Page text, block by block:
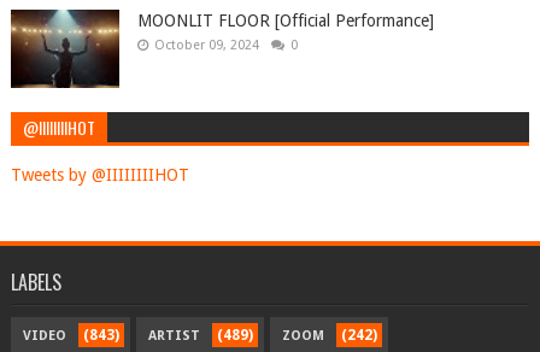
MOONLIT FLOOR [Official Performance]
October 09, 2024 0
@IIIIIIIIHOT
Tweets by @IIIIIIIIHOT
LABELS
VIDEO (843) ARTIST (489) ZOOM (242)